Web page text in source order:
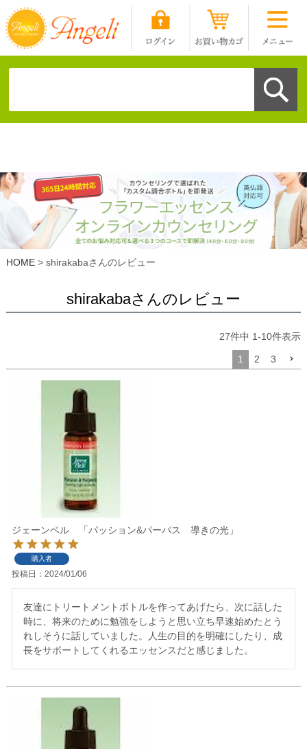
HOME shirakabaさんのレビュー
shirakabaさんのレビュー
27件中 1-10件表示
1 2 3
ジェーンベル 「パッション&パーパス 導きの光」
購入者
投稿日 2024/01/06
友達にトリートメントボトルを作ってあげたら、次に話した
時に、将来のために勉強をしようと思い立ち早速始めたとう
れしそうに話していました。人生の目的を明確にしたり、成
長をサポートしてくれるエッセンスだと感じました。